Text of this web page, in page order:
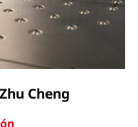
Cheng